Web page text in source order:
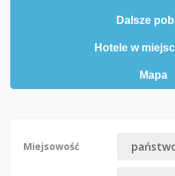
Dalsze
Hotele w
Mapa
Miejsowość